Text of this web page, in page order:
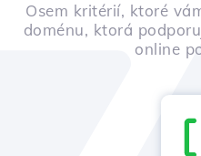
Osem kritérií, ktoré
doménu, ktorá
online